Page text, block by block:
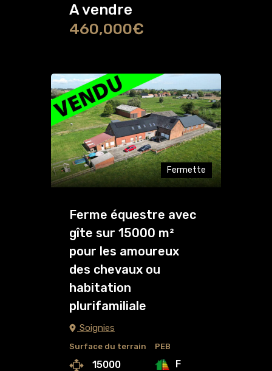
A vendre
460,000€
Fermette
Ferme équestre avec
gîte sur 15000 m²
pour les amoureux
des chevaux ou
habitation
plurifamiliale
Soignies
Surface du terrain
15000
PEB
F